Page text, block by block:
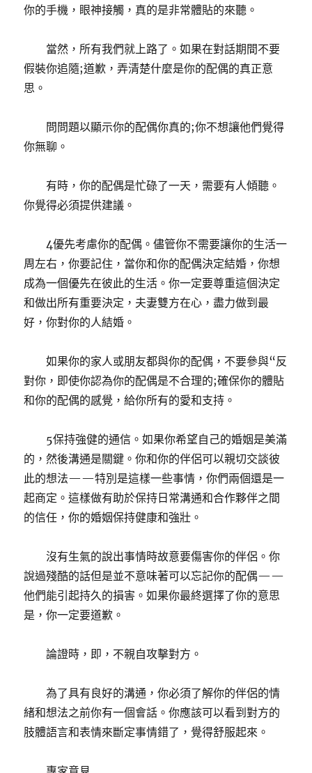
你的手機，眼神接觸，真的是非常體貼的來聽。
當然，所有我們就上路了。如果在對話期間不要
假裝你追隨;道歉，弄清楚什麼是你的配偶的真正意
思。
問問題以顯示你的配偶你真的;你不想讓他們覺得
你無聊。
有時，你的配偶是忙碌了一天，需要有人傾聽。
你覺得必須提供建議。
4優先考慮你的配偶。儘管你不需要讓你的生活一
周左右，你要記住，當你和你的配偶決定結婚，你想
成為一個優先在彼此的生活。你一定要尊重這個決​​定
和做出所有重要決定，夫妻雙方在心，盡力做到最
好，你對你的人結婚。
如果你的家人或朋友都與你的配偶，不要參與“反
對你，即使你認為你的配偶是不合理的;確保你的體貼
和你的配偶的感覺，給你所有的愛和支持。
5保持強健的通信。如果你希望自己的婚姻是美滿
的，然後溝通是關鍵。你和你的伴侶可以親切交談彼
此的想法——特別是這樣一些事情，你們兩個還是一
起商定。這樣做有助於保持日常溝通和合作夥伴之間
的信任，你的婚姻保持健康和強壯。
沒有生氣的說出事情時故意要傷害你的伴侶。你
說過殘酷的話但是並不意味著可以忘記你的配偶——
他們能引起持久的損害。如果你最終選擇了你的意思
是，你一定要道歉。
論證時，即，不親自攻擊對方。
為了具有良好的溝通，你必須了解你的伴侶的情
緒和想法之前你有一個會話。你應該可以看到對方的
肢體語言和表情來斷定事情錯了，覺得舒服起來。